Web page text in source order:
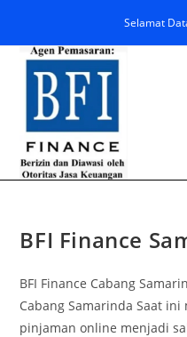
Selamat
BFI Finance
BFI Finance Cabang
Cabang Samarinda Saat
pinjaman online menjadi